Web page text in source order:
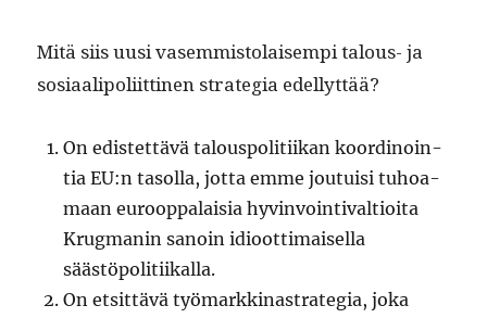
Mitä siis uusi vasem­mis­to­laisem­pi talous- ja
sosi­aalipoli­it­ti­nen strate­gia edellyttää?
On edis­tet­tävä talous­poli­ti­ikan koordi­noin­
tia EU:n tasol­la, jot­ta emme jou­tu­isi tuhoa­
maan euroop­palaisia hyv­in­voin­ti­val­tioi­ta
Krug­manin sanoin idioot­ti­maisel­la
säästöpolitiikalla.
On etsit­tävä työ­markki­nas­trate­gia, joka